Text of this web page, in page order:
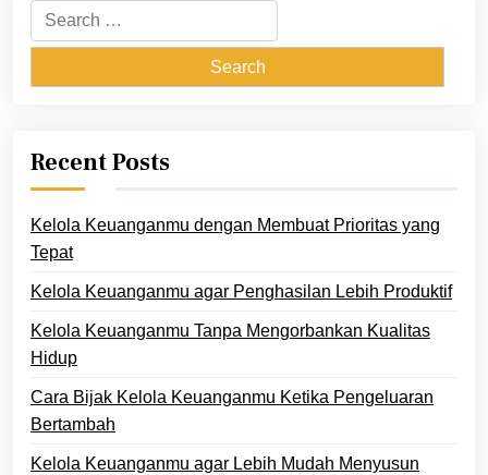
Search
for:
Recent Posts
Kelola Keuanganmu dengan Membuat Prioritas yang
Tepat
Kelola Keuanganmu agar Penghasilan Lebih Produktif
Kelola Keuanganmu Tanpa Mengorbankan Kualitas
Hidup
Cara Bijak Kelola Keuanganmu Ketika Pengeluaran
Bertambah
Kelola Keuanganmu agar Lebih Mudah Menyusun